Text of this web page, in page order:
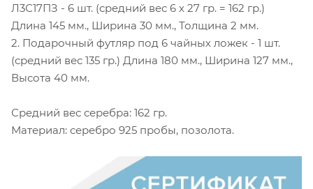
Л3С17ПЗ - 6 шт. (средний вес 6 х 27 гр. = 162 гр.)
Длина 145 мм., Ширина 30 мм., Толщина 2 мм.
2. Подарочный футляр под 6 чайных ложек - 1 шт.
(средний вес 135 гр.) Длина 180 мм., Ширина 127 мм.,
Высота 40 мм.
Средний вес серебра: 162 гр.
Материал: серебро 925 пробы, позолота.